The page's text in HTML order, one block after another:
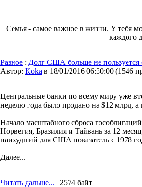
Семья - самое важное в жизни. У тебя
каждого
Разное : Долг США больше не пользуется
Автор: Koka в 18/01/2016 06:30:00 (1546
Центральные банки по всему миру уже
неделю года было продано на $12 млрд,
Начало масштабного сброса
Норвегия, Бразилия и Тайвань за 12
наихудший для США показатель с 1978
Далее...
Читать дальше... | 2574 байт